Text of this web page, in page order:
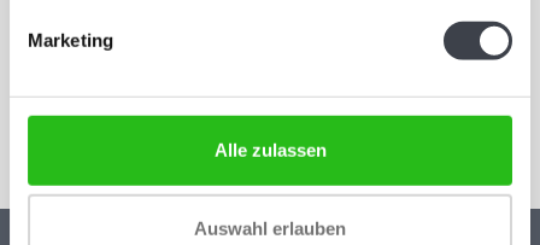
Marketing
Alle zulassen
Auswahl erlauben
Bleiben Sie auf dem Laufenden und erhalten Sie einen Rabatt